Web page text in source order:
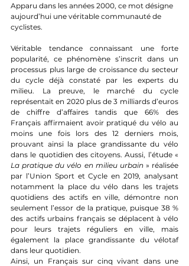
Apparu dans les années 2000, ce mot désigne
aujourd’hui une véritable communauté de
cyclistes.
Véritable tendance connaissant une forte
popularité, ce phénomène s’inscrit dans un
processus plus large de croissance du secteur
du cycle déjà constaté par les experts du
milieu. La preuve, le marché du cycle
représentait en 2020 plus de 3 milliards d’euros
de chiffre d’affaires tandis que 66% des
Français affirmaient avoir pratiqué du vélo au
moins une fois lors des 12 derniers mois,
prouvant ainsi la place grandissante du vélo
La pratique du vélo en milieu urbain » réalisée
par l’Union Sport et Cycle en 2019, analysant
notamment la place du vélo dans les trajets
quotidiens des actifs en ville, démontre non
seulement l’essor de la pratique, puisque 38 %
des actifs urbains français se déplacent à vélo
pour leurs trajets réguliers en ville, mais
également la place grandissante du vélotaf
dans leur quotidien.
Ainsi, un Français sur cinq vivant dans une